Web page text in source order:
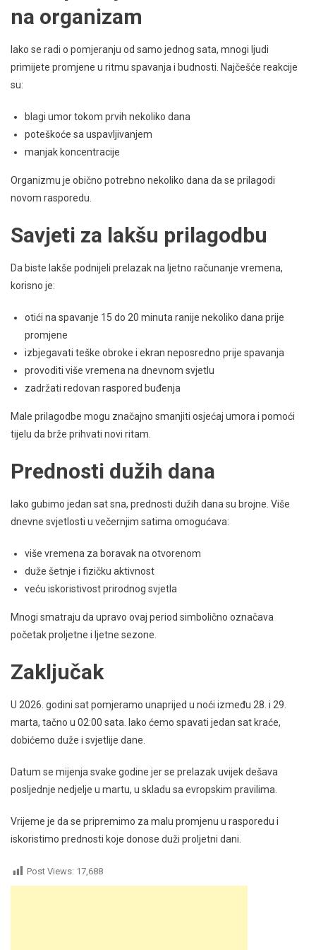
na organizam
Iako se radi o pomjeranju od samo jednog sata, mnogi ljudi
primijete promjene u ritmu spavanja i budnosti. Najčešće reakcije
su:
blagi umor tokom prvih nekoliko dana
poteškoće sa uspavljivanjem
manjak koncentracije
Organizmu je obično potrebno nekoliko dana da se prilagodi
novom rasporedu.
Savjeti za lakšu prilagodbu
Da biste lakše podnijeli prelazak na ljetno računanje vremena,
korisno je:
otići na spavanje 15 do 20 minuta ranije nekoliko dana prije
promjene
izbjegavati teške obroke i ekran neposredno prije spavanja
provoditi više vremena na dnevnom svjetlu
zadržati redovan raspored buđenja
Male prilagodbe mogu značajno smanjiti osjećaj umora i pomoći
tijelu da brže prihvati novi ritam.
Prednosti dužih dana
Iako gubimo jedan sat sna, prednosti dužih dana su brojne. Više
dnevne svjetlosti u večernjim satima omogućava:
više vremena za boravak na otvorenom
duže šetnje i fizičku aktivnost
veću iskoristivost prirodnog svjetla
Mnogi smatraju da upravo ovaj period simbolično označava
početak proljetne i ljetne sezone.
Zaključak
U 2026. godini sat pomjeramo unaprijed u noći između 28. i 29.
marta, tačno u 02:00 sata. Iako ćemo spavati jedan sat kraće,
dobićemo duže i svjetlije dane.
Datum se mijenja svake godine jer se prelazak uvijek dešava
posljednje nedjelje u martu, u skladu sa evropskim pravilima.
Vrijeme je da se pripremimo za malu promjenu u rasporedu i
iskoristimo prednosti koje donose duži proljetni dani.
Post Views: 17,688